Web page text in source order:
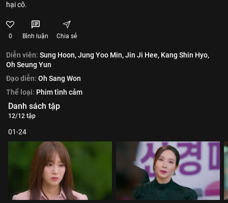
hại cô.
0 Bình luận Chia sẻ
Diễn viên: Sung Hoon,Jung Yoo Min,Jin Ji Hee, Kang Shin Hyo,
Oh Seung Yun
Đạo diễn: Oh Sang Won
Thể loại: Phim tình cảm
Danh sách tập
12/12 tập
01-24